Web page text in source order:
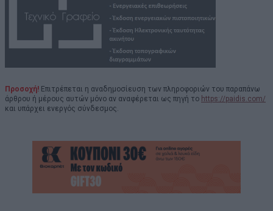
Προσοχή! Επιτρέπεται η αναδημοσίευση των πληροφοριών του παραπάνω
άρθρου ή μέρους αυτών μόνο αν αναφέρεται ως πηγή το https://paidis.com/
και υπάρχει ενεργός σύνδεσμος.